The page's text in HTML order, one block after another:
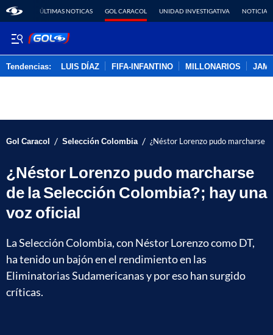
ÚLTIMAS NOTICAS GOL CARACOL UNIDAD INVESTIGATIVA NOTICIAS
Tendencias: LUIS DÍAZ FIFA-INFANTINO MILLONARIOS
Gol Caracol / Selección Colombia / ¿Néstor Lorenzo pudo marcharse
¿Néstor Lorenzo pudo marcharse
de la Selección Colombia?; hay una
voz oficial
La Selección Colombia, con Néstor Lorenzo como DT,
ha tenido un bajón en el rendimiento en las
Eliminatorias Sudamericanas y por eso han surgido
críticas.